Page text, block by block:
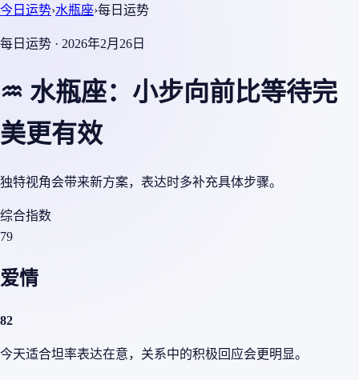
今日运势›水瓶座›每日运势
每日运势 · 2026年2月26日
♒ 水瓶座：小步向前比等待完
美更有效
独特视角会带来新方案，表达时多补充具体步骤。
综合指数
79
爱情
82
今天适合坦率表达在意，关系中的积极回应会更明显。